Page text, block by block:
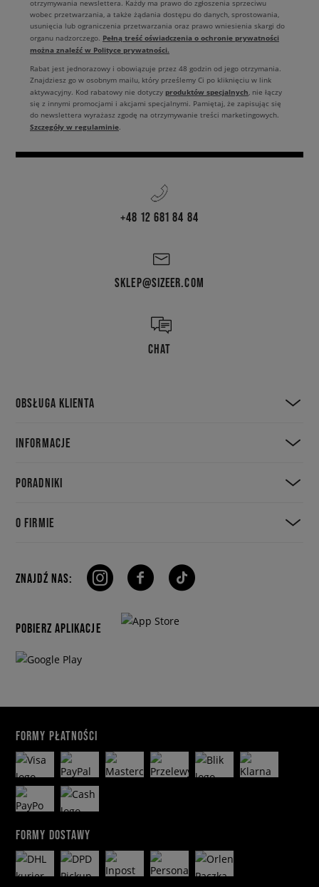
otrzymywania newslettera. Każdy ma prawo do zgłoszenia sprzeciwu
wobec przetwarzania, a także żądania dostępu do danych, sprostowania,
usunięcia lub ograniczenia przetwarzania oraz prawo wniesienia skargi do
organu nadzorczego. Pełną treść oświadczenia o ochronie prywatności
można znaleźć w Polityce prywatności.
Rabat jest jednorazowy i obowiązuje przez 48 godzin od jego otrzymania.
Znajdziesz go w osobnym mailu, który prześlemy Ci po kliknięciu w link
aktywacyjny. Kod rabatowy nie dotyczy produktów specjalnych, nie łączy
się z innymi promocjami i akcjami specjalnymi. Pamiętaj, że zapisując się
do newslettera wyrażasz zgodę na otrzymywanie treści marketingowych.
Szczegóły w regulaminie.
+48 12 681 84 84
SKLEP@SIZEER.COM
CHAT
OBSŁUGA KLIENTA
INFORMACJE
PORADNIKI
O FIRMIE
ZNAJDŹ NAS:
POBIERZ APLIKACJE
FORMY PŁATNOŚCI
FORMY DOSTAWY